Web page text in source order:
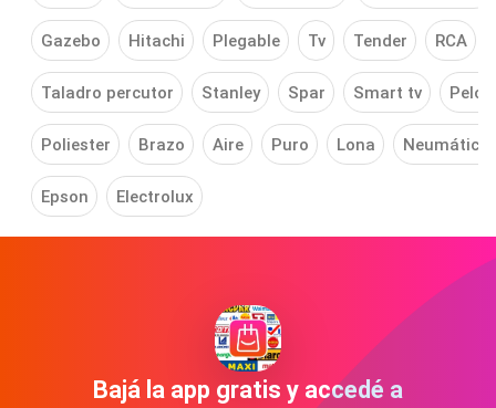
Gazebo Hitachi Plegable Tv Tender RCA
Taladro percutor Stanley Spar Smart tv
Poliester Brazo Aire Puro Lona Neumático
Epson Electrolux
Bajá la app gratis y accedé a